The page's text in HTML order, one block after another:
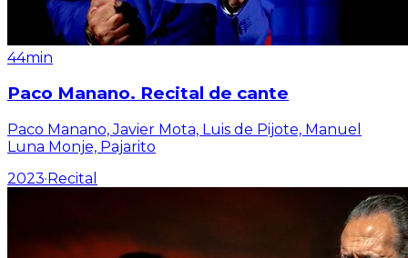
44min
Paco Manano. Recital de cante
Paco Manano, Javier Mota, Luis de Pijote, Manuel
Luna Monje, Pajarito
2023·Recital